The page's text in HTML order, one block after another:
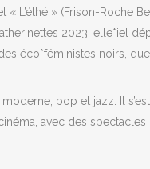
« L’éthé » (Frison-Roche
2023, elle*iel
éco*féministes noirs,
pop et jazz. Il
avec des